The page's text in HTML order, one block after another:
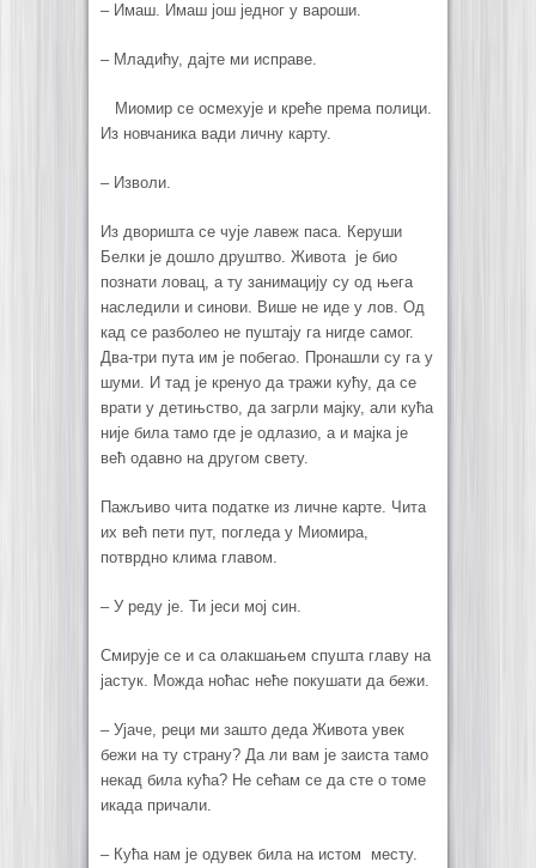
–Имаш. Имаш још једног у вароши.
–Младићу, дајте ми исправе.
Миомир се осмехује и креће према полици.
Из новчаника вади личну карту.
–Изволи.
Из дворишта се чује лавеж паса. Керуши
Белки је дошло друштво. Живота је био
познати ловац, а ту занимацију су од њега
наследили и синови. Више не иде у лов. Од
кад се разболео не пуштају га нигде самог.
Два-три пута им је побегао. Пронашли су га у
шуми. И тад је кренуо да тражи кућу, да се
врати у детињство, да загрли мајку, али кућа
није била тамо где је одлазио, а и мајка је
већ одавно на другом свету.
Пажљиво чита податке из личне карте. Чита
их већ пети пут, погледа у Миомира,
потврдно клима главом.
–У реду је. Ти јеси мој син.
Смирује се и са олакшањем спушта главу на
јастук. Можда ноћас неће покушати да бежи.
–Ујаче, реци ми зашто деда Живота увек
бежи на ту страну? Да ли вам је заиста тамо
некад била кућа? Не сећам се да сте о томе
икада причали.
–Кућа нам је одувек била на истом месту.